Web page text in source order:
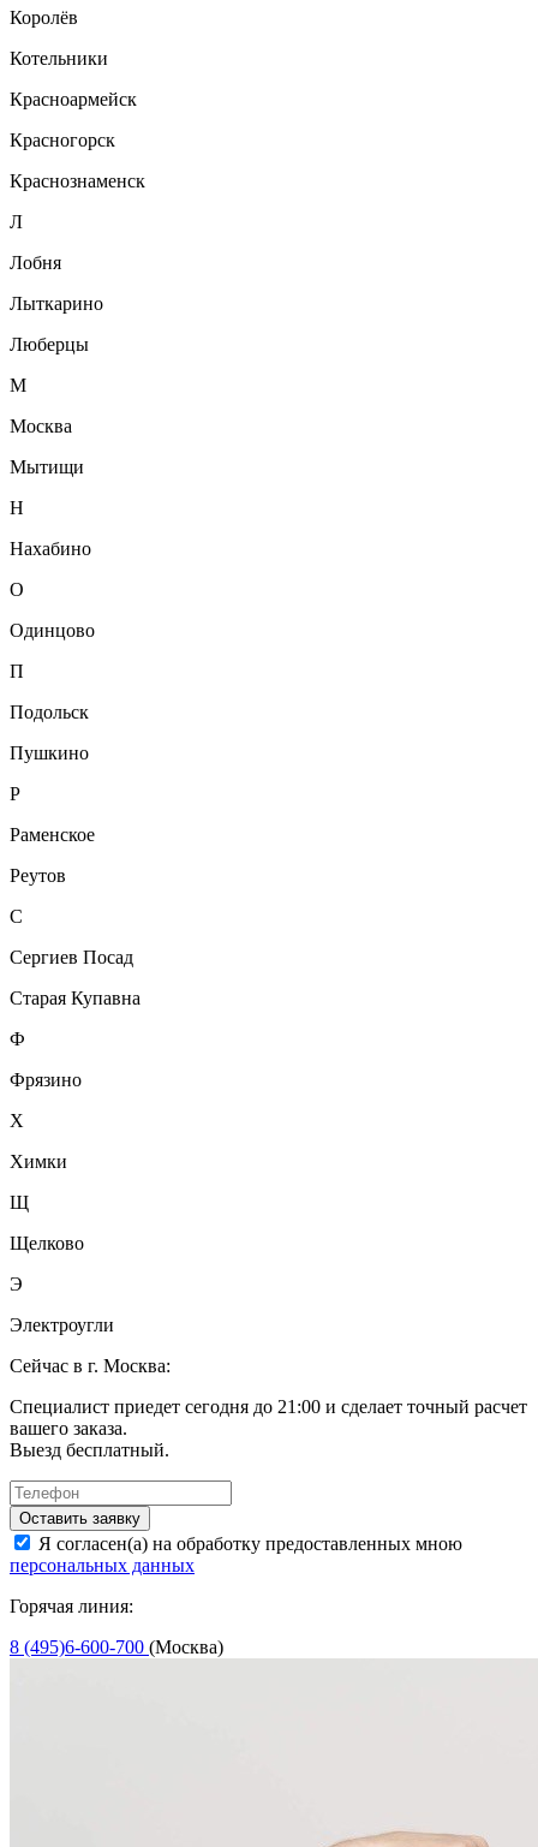
Королёв
Котельники
Красноармейск
Красногорск
Краснознаменск
Л
Лобня
Лыткарино
Люберцы
М
Москва
Мытищи
Н
Нахабино
О
Одинцово
П
Подольск
Пушкино
Р
Раменское
Реутов
С
Сергиев Посад
Старая Купавна
Ф
Фрязино
Х
Химки
Щ
Щелково
Э
Электроугли
Сейчас в г. Москва:
Специалист приедет сегодня до 21:00 и сделает точный расчет
вашего заказа.
Выезд бесплатный.
Оставить заявку
Я согласен(а) на обработку предоставленных мною
персональных данных
Горячая линия:
8 (495)6-600-700 (Москва)